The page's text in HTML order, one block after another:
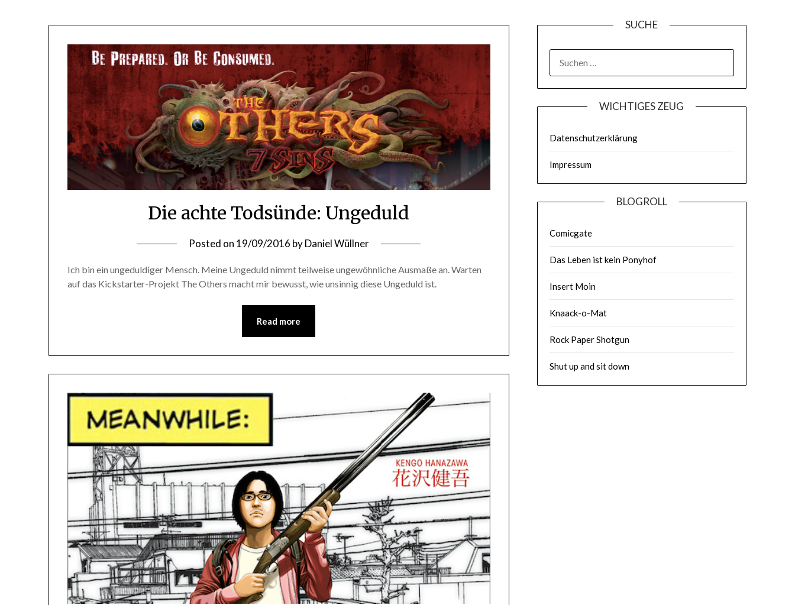
Die achte Todsünde: Ungeduld
Posted on 19/09/2016 byDaniel Wüllner
Ich bin ein ungeduldiger Mensch. Meine Ungeduld nimmt teilweise ungewöhnliche Ausmaße an. Warten
auf das Kickstarter-Projekt The Others macht mir bewusst, wie unsinnig diese Ungeduld ist.
Read more
SUCHE
WICHTIGES ZEUG
Datenschutzerklärung
Impressum
BLOGROLL
Comicgate
Das Leben ist kein Ponyhof
Insert Moin
Knaack-o-Mat
Rock Paper Shotgun
Shut up and sit down